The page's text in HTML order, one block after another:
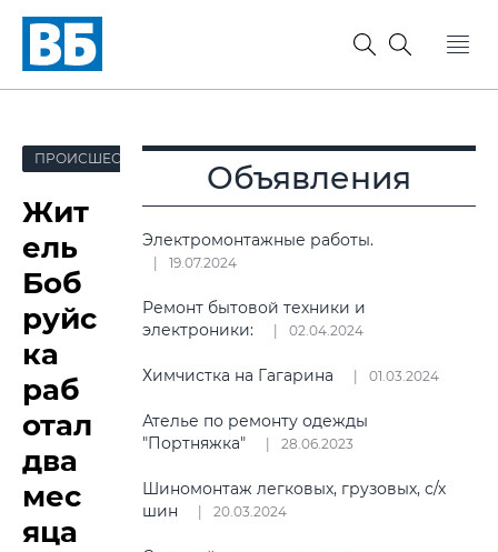
ПРОИСШЕСТВИЯ
Жит
ель
Боб
руйс
ка
раб
отал
два
мес
яца
Объявления
Электромонтажные работы.
19.07.2024
Ремонт бытовой техники и
электроники:
02.04.2024
Химчистка на Гагарина 01.03.2024
Ателье по ремонту одежды
"Портняжка"
28.06.2023
Шиномонтаж легковых, грузовых, с/х
шин
20.03.2024